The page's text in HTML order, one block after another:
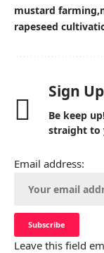
mustard farming
rapeseed
Sign
Be keep
straight to
Email address:
Leave this field